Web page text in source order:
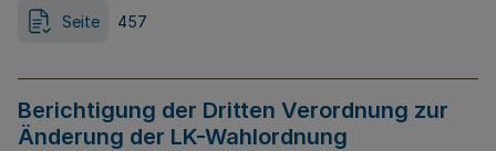
Seite 457
Berichtigung der Dritten Verordnung zur
Änderung der LK-Wahlordnung